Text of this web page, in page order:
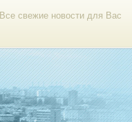
Все свежие новости для Вас